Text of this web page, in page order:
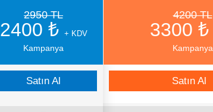
2950 TL
2400 ₺ + KDV
Kampanya
Satın Al
4200 TL
3300 ₺
Kampanya
Satın Al